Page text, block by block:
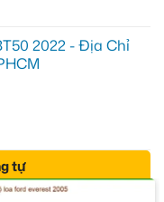
2022 - Địa Chỉ
tự